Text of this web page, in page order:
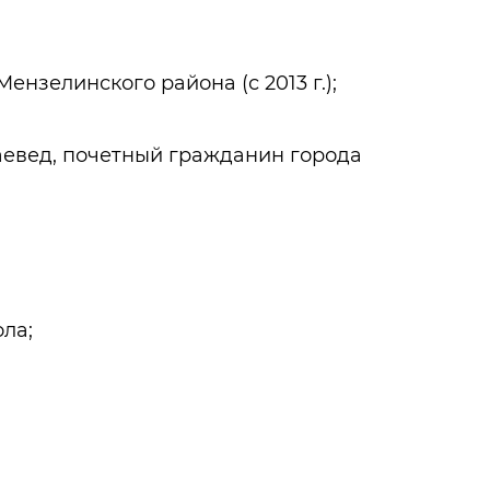
района (с 2013 г.);
почетный гражданин города